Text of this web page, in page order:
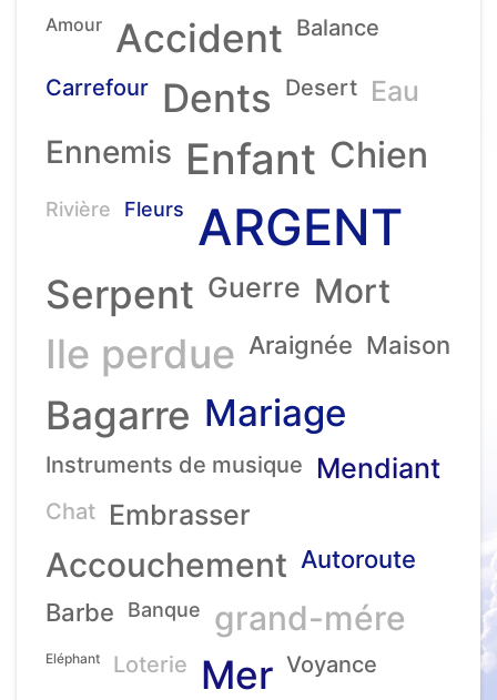
Amour Accident Balance
Carrefour Dents Desert Eau
Ennemis Enfant Chien
Rivière Fleurs ARGENT
Serpent Guerre Mort
Ile perdue Araignée Maison
Bagarre Mariage
Instruments de musique Mendiant
Chat Embrasser
Accouchement Autoroute
Barbe
Banque grand-mére
Eléphant Loterie Mer Voyance